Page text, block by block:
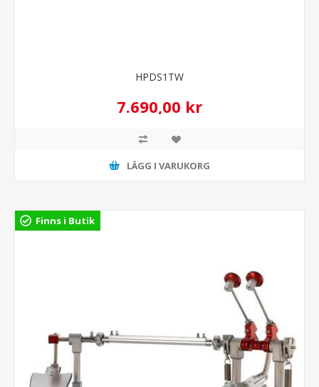
HPDS1TW
7.690,00 kr
LÄGG I VARUKORG
Finns i Butik